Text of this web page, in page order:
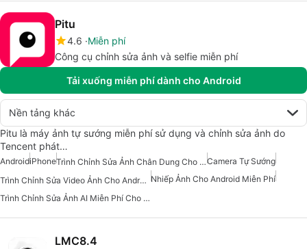
Pitu
4.6 Miễn phí
Công cụ chỉnh sửa ảnh và selfie miễn phí
Tải xuống miễn phí dành cho Android
Nền tảng khác
Pitu là máy ảnh tự sướng miễn phí sử dụng và chỉnh sửa ảnh do
Tencent phát…
AndroidiPhone Trình Chỉnh Sửa Ảnh Chân Dung Cho AndroidCamera Tự Sướng
Trình Chỉnh Sửa Video Ảnh Cho Android Nhiếp Ảnh Cho Android Miễn Phí
Trình Chỉnh Sửa Ảnh AI Miễn Phí Cho Android
LMC8.4